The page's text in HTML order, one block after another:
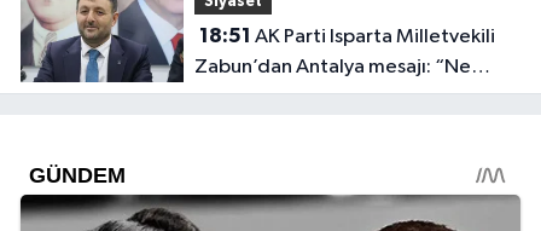
18:51
Zabun’dan Antalya mesajı: “Ne
dediysek o”